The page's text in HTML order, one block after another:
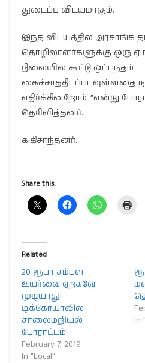
துடைப்பு விடயமாகும்.
இந்த விடயத்தில் அரசாங்க
தொழிலாளர்களுக்கு ஒரு
நிலையில் கூட்டு ஒப்பந்தம்
எதிர்க்கின்றோம் .”என்று
தெரிவித்தனர்.
க.கிசாந்தனர்.
Share this:
Related
20 ரூபா சம்பள
உயர்வை ஏற்கவே
முடியாது!
டிக்கோயாவில்
சாலைமறியல்
போராட்டம்!
February 7, 2019
In "Local"
In